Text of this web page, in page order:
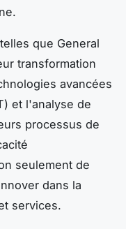
que General
transformation
avancées
et l'analyse de
processus de
seulement de
dans la
services.